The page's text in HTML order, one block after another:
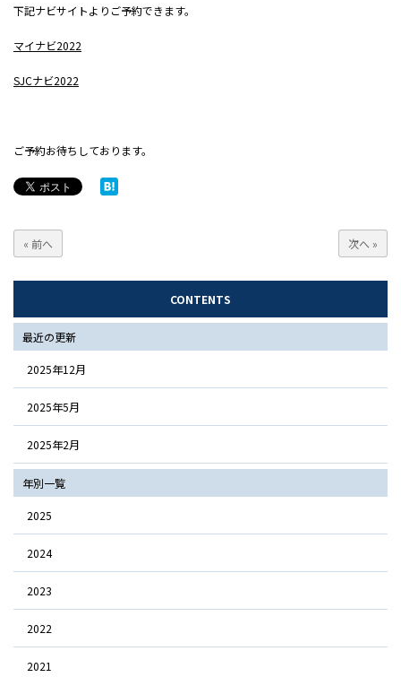
下記ナビサイトよりご予約できます。
マイナビ2022
SJCナビ2022
ご予約お待ちしております。
« 前へ 次へ »
CONTENTS
最近の更新
2025年12月
2025年5月
2025年2月
年別一覧
2025
2024
2023
2022
2021